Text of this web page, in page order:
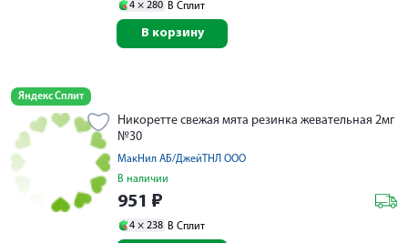
4 × 280 В Сплит
В корзину
Яндекс Сплит
Никоретте свежая мята резинка жевательная 2мг
№30
МакНил АБ/ДжейТНЛ ООО
В наличии
951 ₽
4 × 238 В Сплит